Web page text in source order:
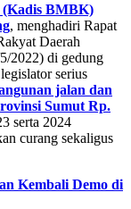
(Kadis BMBK)
, menghadiri Rapat
Daerah
2022) di gedung
serius
jalan dan
Sumut Rp.
serta 2024
curang sekaligus
Kembali Demo di